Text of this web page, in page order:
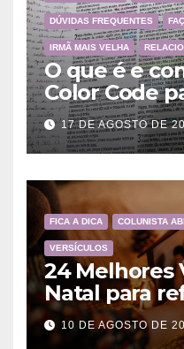
DÚVIDAS FREQUENTES
IRMÃ MAIS VELHA
O que é e
Color Code
Bíblia?
17 DE AGOSTO DE
FICA A DICA COLUNISTA
VERSÍCULOS
24 Melhores
Natal para
Nascimento
10 DE AGOSTO DE